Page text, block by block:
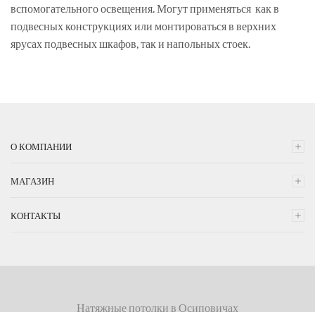
вспомогательного освещения. Могут применяться как в
подвесных конструкциях или монтироваться в верхних
ярусах подвесных шкафов, так и напольных стоек.
О КОМПАНИИ
МАГАЗИН
КОНТАКТЫ
Натяжные потолки в Осиповичах